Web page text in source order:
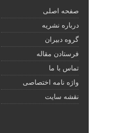
صفحه اصلی
درباره نشریه
گروه دبیران
فرستادن مقاله
تماس با ما
واژه نامه اختصاصی
نقشه سایت